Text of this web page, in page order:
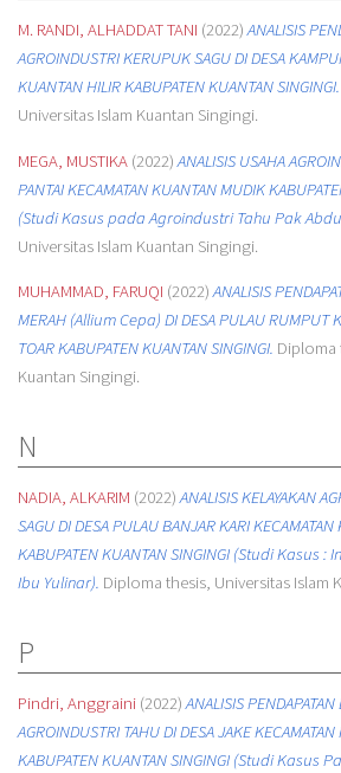
M. RANDI, ALHADDAT TANI (2022)ANALISIS
AGROINDUSTRI KERUPUK SAGU DI DESA
KUANTAN HILIR KABUPATEN KUANTAN SINGINGI.
Universitas Islam Kuantan Singingi.
MEGA, MUSTIKA(2022)ANALISIS USAHA
PANTAI KECAMATAN KUANTAN MUDIK
(Studi Kasus pada Agroindustri Tahu Pak
Universitas Islam Kuantan Singingi.
MUHAMMAD, FARUQI (2022)ANALISIS
MERAH (Allium Cepa) DI DESA PULAU RUMPUT
TOAR KABUPATEN KUANTAN SINGINGI. Diploma
Kuantan Singingi.
N
NADIA, ALKARIM (2022)ANALISIS KELAYAKAN
SAGU DI DESA PULAU BANJAR KARI
KABUPATEN KUANTAN SINGINGI (Studi Kasus
Ibu Yulinar). Diploma thesis, Universitas Islam
P
Pindri, Anggraini(2022)ANALISIS
AGROINDUSTRI TAHU DI DESA JAKE
KABUPATEN KUANTAN SINGINGI (Studi Kasus